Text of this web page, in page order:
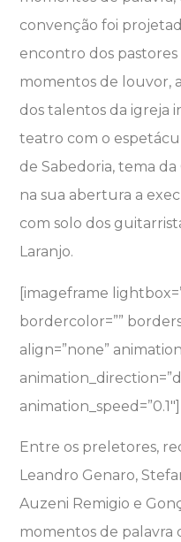
convenção foi
encontro dos pastores
momentos de louvor,
dos talentos da igreja
teatro com o
de Sabedoria, tema
na sua abertura a
com solo dos
Laranjo.
[imageframe
bordercolor=””
align=”none”
animation_speed=”0.1″]
Entre os preletores,
Leandro Genaro,
Auzeni Remigio e
momentos de palavra